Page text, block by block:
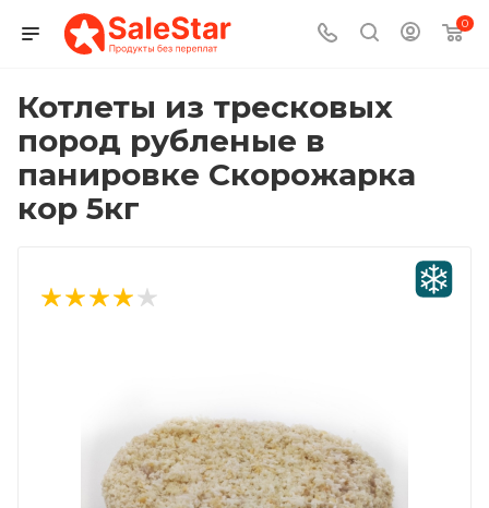
0
Котлеты из тресковых
пород рубленые в
панировке Скорожарка
кор 5кг